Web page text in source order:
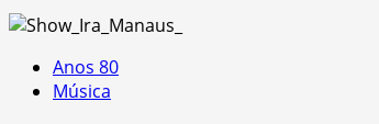
Anos 80
Música